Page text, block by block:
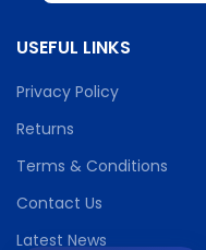
USEFUL LINKS
Privacy Policy
Returns
Terms & Conditions
Contact Us
Latest News